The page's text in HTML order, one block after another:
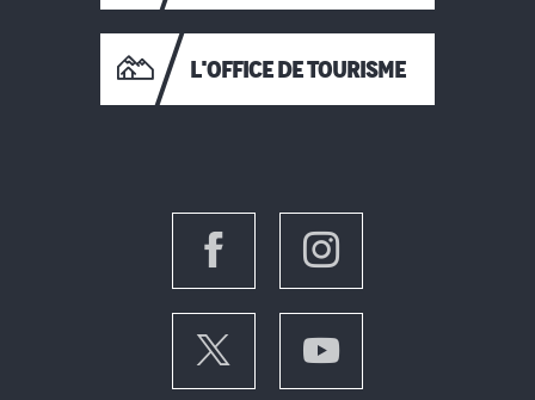
L'OFFICE DE TOURISME